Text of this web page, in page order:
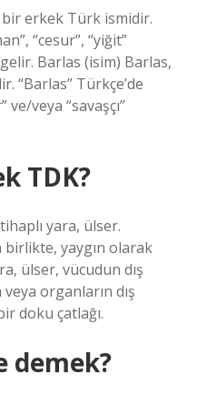
bir erkek Türk ismidir.
“cesur”, “yiğit”
gelir. Barlas (isim) Barlas,
“Barlas” Türkçe’de
ve/veya “savaşçı”
TDK?
yara, ülser.
birlikte, yaygın olarak
ülser, vücudun dış
organların dış
doku çatlağı.
demek?